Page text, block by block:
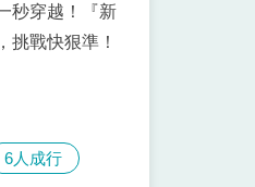
秒穿越！『新
挑戰快狠準！
6人成行